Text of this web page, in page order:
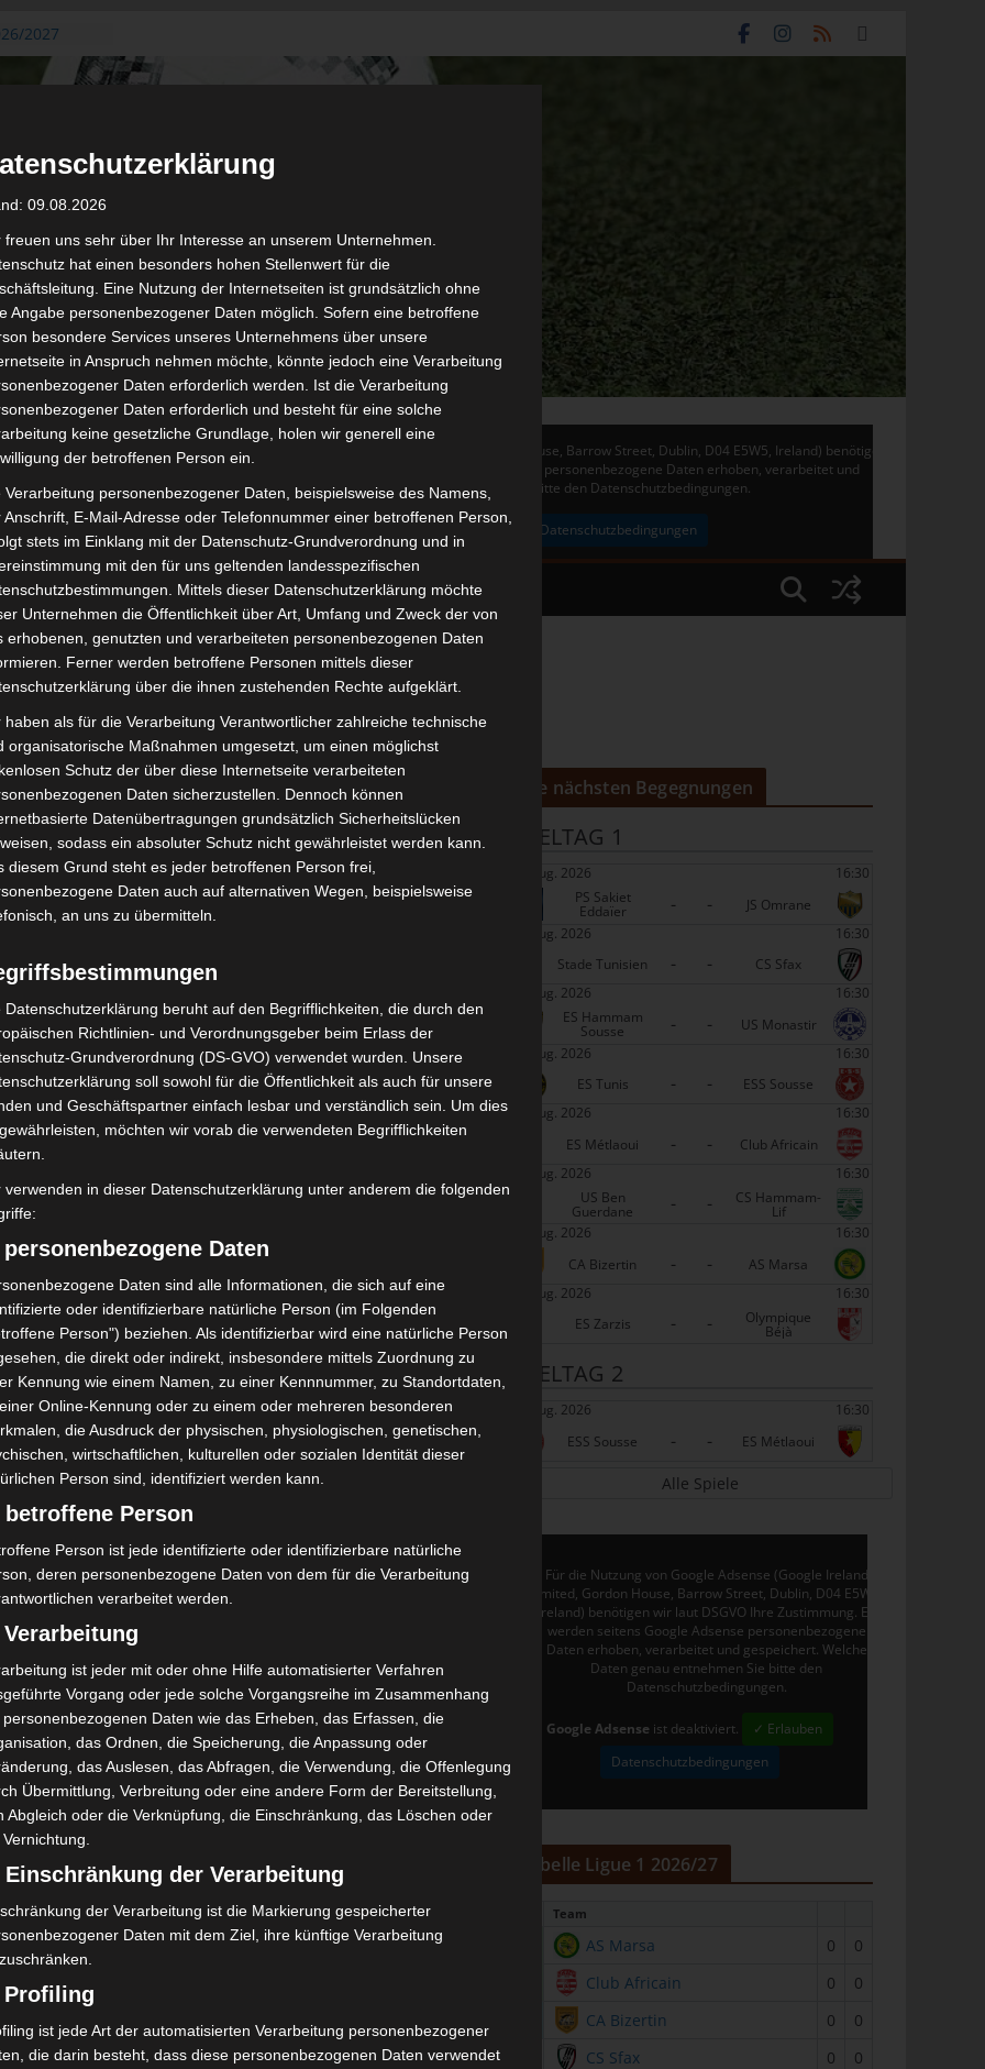
2027
August
aus der
der ersten 15
2027 –
20.
AS Soliman
zu
Für die Nutzung von Google Adsense (Google Ireland Limited, Gordon House, Barrow Street, Dublin, D04 E5W5, Ireland) benötigen
wir laut DSGVO Ihre Zustimmung. Es werden seitens Google Adsense personenbezogene Daten erhoben, verarbeitet und
gespeichert. Welche Daten genau entnehmen Sie bitte den Datenschutzbedingungen.
✓ Erlauben Datenschutzbedingungen
STADIEN IMPRESSUM
(ST) – Union Sportive de Tataouine (UST)
2021 -14:00
2020/21| Spieltag 12
1-2
:3 Union Sportive de Tataouine
(UST)
Hédi-Enneifer Bardo
3' Tor
A. Sylla
13' Tor
A. Sylla
44'
48'
Tor
A. Hammami
90'
+2
90'
Union Sportive de Tataouine (UST)
35 O A. Sylla
8 M
8 M
K. Aouichi
6
M G. Khalfa
ERSATZSPIELER
17
M
M. A. Abdessalem
19
19
6
O W. Zeghdoud
Die nächsten Begegnungen
SPIELTAG 1
22 Aug. 2026
16:30
PS Sakiet
Eddaïer - -
JS Omrane
22 Aug. 2026
16:30
Stade Tunisien
- -
CS Sfax
22 Aug. 2026
16:30
ES Hammam
Sousse - -
US Monastir
22 Aug. 2026
16:30
ES Tunis
- -
ESS Sousse
22 Aug. 2026
16:30
ES Métlaoui
- -
Club Africain
22 Aug. 2026
16:30
US Ben
Guerdane - - CS Hammam-
Lif
22 Aug. 2026
16:30
CA Bizertin
- -
AS Marsa
22 Aug. 2026
16:30
ES Zarzis
- - Olympique
Béjà
SPIELTAG 2
29 Aug. 2026
16:30
ESS Sousse
- - ES Métlaoui
Alle Spiele
Für die Nutzung von Google Adsense (Google Ireland
Limited, Gordon House, Barrow Street, Dublin, D04 E5W5,
Ireland) benötigen wir laut DSGVO Ihre Zustimmung. Es
werden seitens Google Adsense personenbezogene
Daten erhoben, verarbeitet und gespeichert. Welche
Daten genau entnehmen Sie bitte den
Datenschutzbedingungen.
Google Adsense ist deaktiviert.
✓ Erlauben
Datenschutzbedingungen
Tabelle Ligue 1 2026/27
Team
AS Marsa 0
0
Club Africain 0
0
CA Bizertin 0
0
CS Sfax 0
0
09.08.2026
freuen uns sehr über Ihr Interesse an unserem Unternehmen.
hat einen besonders hohen Stellenwert für die
Eine Nutzung der Internetseiten ist grundsätzlich ohne
Angabe personenbezogener Daten möglich. Sofern eine betroffene
besondere Services unseres Unternehmens über unsere
in Anspruch nehmen möchte, könnte jedoch eine Verarbeitung
Daten erforderlich werden. Ist die Verarbeitung
Daten erforderlich und besteht für eine solche
keine gesetzliche Grundlage, holen wir generell eine
der betroffenen Person ein.
Verarbeitung personenbezogener Daten, beispielsweise des Namens,
Anschrift, E-Mail-Adresse oder Telefonnummer einer betroffenen Person,
stets im Einklang mit der Datenschutz-Grundverordnung und in
mit den für uns geltenden landesspezifischen
Mittels dieser Datenschutzerklärung möchte
Unternehmen die Öffentlichkeit über Art, Umfang und Zweck der von
erhobenen, genutzten und verarbeiteten personenbezogenen Daten
Ferner werden betroffene Personen mittels dieser
über die ihnen zustehenden Rechte aufgeklärt.
haben als für die Verarbeitung Verantwortlicher zahlreiche technische
organisatorische Maßnahmen umgesetzt, um einen möglichst
Schutz der über diese Internetseite verarbeiteten
Daten sicherzustellen. Dennoch können
Datenübertragungen grundsätzlich Sicherheitslücken
sodass ein absoluter Schutz nicht gewährleistet werden kann.
diesem Grund steht es jeder betroffenen Person frei,
Daten auch auf alternativen Wegen, beispielsweise
an uns zu übermitteln.
Datenschutzerklärung beruht auf den Begrifflichkeiten, die durch den
Richtlinien- und Verordnungsgeber beim Erlass der
Grundverordnung (DS-GVO) verwendet wurden. Unsere
soll sowohl für die Öffentlichkeit als auch für unsere
und Geschäftspartner einfach lesbar und verständlich sein. Um dies
möchten wir vorab die verwendeten Begrifflichkeiten
verwenden in dieser Datenschutzerklärung unter anderem die folgenden
personenbezogene Daten
Daten sind alle Informationen, die sich auf eine
oder identifizierbare natürliche Person (im Folgenden
Person") beziehen. Als identifizierbar wird eine natürliche Person
die direkt oder indirekt, insbesondere mittels Zuordnung zu
Kennung wie einem Namen, zu einer Kennnummer, zu Standortdaten,
Online-Kennung oder zu einem oder mehreren besonderen
die Ausdruck der physischen, physiologischen, genetischen,
wirtschaftlichen, kulturellen oder sozialen Identität dieser
Person sind, identifiziert werden kann.
betroffene Person
Person ist jede identifizierte oder identifizierbare natürliche
deren personenbezogene Daten von dem für die Verarbeitung
verarbeitet werden.
ist jeder mit oder ohne Hilfe automatisierter Verfahren
Vorgang oder jede solche Vorgangsreihe im Zusammenhang
personenbezogenen Daten wie das Erheben, das Erfassen, die
das Ordnen, die Speicherung, die Anpassung oder
das Auslesen, das Abfragen, die Verwendung, die Offenlegung
Übermittlung, Verbreitung oder eine andere Form der Bereitstellung,
Abgleich oder die Verknüpfung, die Einschränkung, das Löschen oder
Einschränkung der Verarbeitung
der Verarbeitung ist die Markierung gespeicherter
Daten mit dem Ziel, ihre künftige Verarbeitung
Profiling
ist jede Art der automatisierten Verarbeitung personenbezogener
die darin besteht, dass diese personenbezogenen Daten verwendet